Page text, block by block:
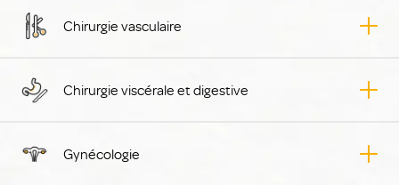
Chirurgie vasculaire
Chirurgie viscérale et digestive
Gynécologie